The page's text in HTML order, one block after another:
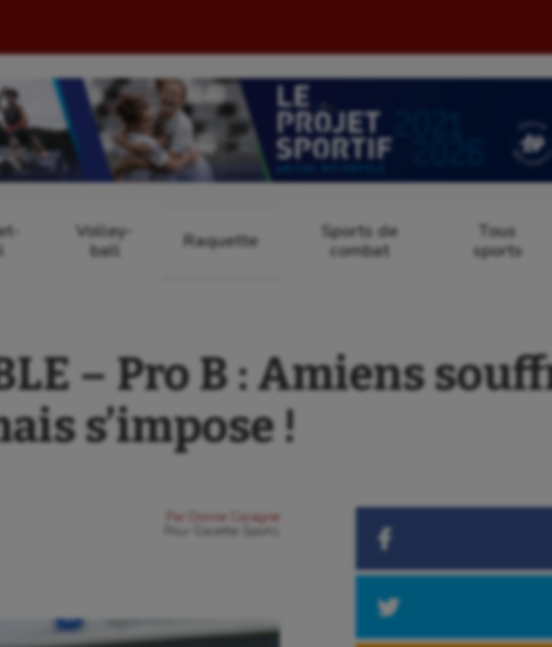
Volley-
ball
Raquette
Sports de
combat
Tous
sports
– Pro B : Amiens
s’impose !
Par
Dorine Cocagne
Gazette Sports